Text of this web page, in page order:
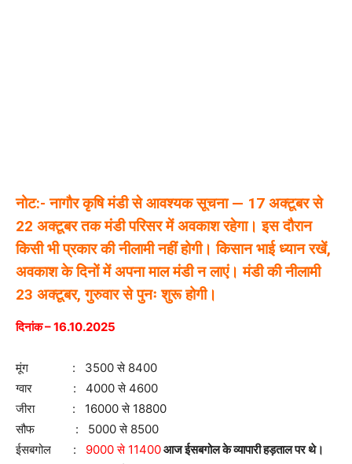
नोट:- नागौर कृषि मंडी से आवश्यक सूचना — 17 अक्टूबर से
22 अक्टूबर तक मंडी परिसर में अवकाश रहेगा। इस दौरान
किसी भी प्रकार की नीलामी नहीं होगी। किसान भाई ध्यान रखें,
अवकाश के दिनों में अपना माल मंडी न लाएं। मंडी की नीलामी
23 अक्टूबर, गुरुवार से पुनः शुरू होगी।
दिनांक – 16.10.2025
मूंग : 3500 से 8400
ग्वार : 4000 से 4600
जीरा : 16000 से 18800
सौफ : 5000 से 8500
ईसबगोल : 9000 से 11400आज ईसबगोल के व्यापारी हड़ताल पर थे।